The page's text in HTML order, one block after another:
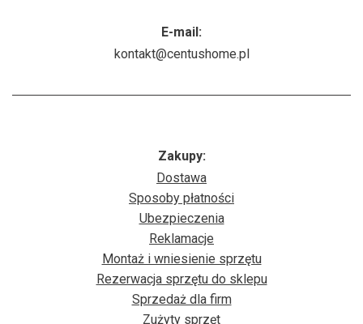
E-mail:
kontakt@centushome.pl
Zakupy:
Dostawa
Sposoby płatności
Ubezpieczenia
Reklamacje
Montaż i wniesienie sprzętu
Rezerwacja sprzętu do sklepu
Sprzedaż dla firm
Zużyty sprzęt